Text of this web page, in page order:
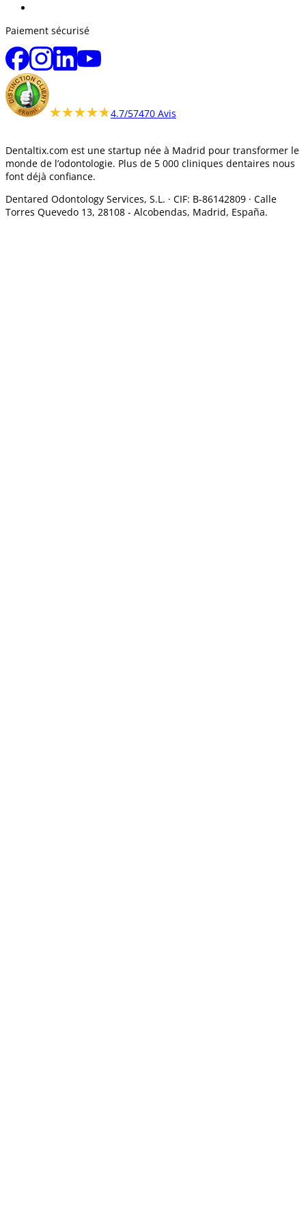
Paiement sécurisé
★★★★★
★★★★★4.7/57470 Avis
Dentaltix.com est une startup née à Madrid pour transformer le
monde de l’odontologie. Plus de 5 000 cliniques dentaires nous
font déjà confiance.
Dentared Odontology Services, S.L. · CIF: B-86142809 · Calle
Torres Quevedo 13, 28108 - Alcobendas, Madrid, España.